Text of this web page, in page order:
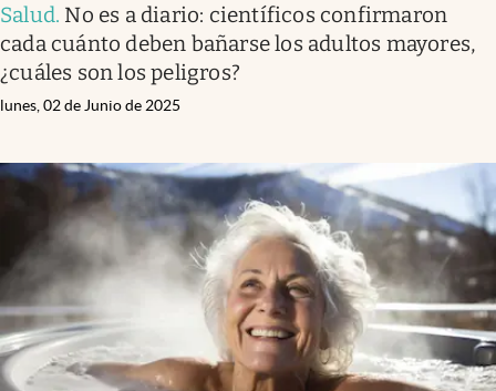
Salud. No es a diario: científicos confirmaron
cada cuánto deben bañarse los adultos mayores,
¿cuáles son los peligros?
lunes, 02 de Junio de 2025